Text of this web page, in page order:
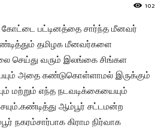
102
கோட்டை பட்டினத்தை சார்ந்த மீனவர்
தமிழக மீனவர்களை
செய்து வரும் இலங்கை சிங்கள
அதை கண்டுகொள்ளாமல் இருக்கும்
மற்றும் எந்த நடவடிக்கையையும்
ஆம்பூர் சட்டமன்ற
நகரம்சார்பாக கிராம நிர்வாக